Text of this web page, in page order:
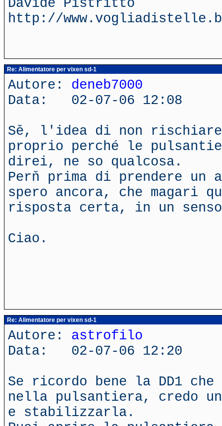
Davide Pistritto
http://
Re: Alimentatore per vixen sd-1
Autore: deneb7000
Data: 02-07-06 12:08
Sě, l'idea di non
proprio perché le
direi, ne so qualcosa.
Perň prima di prendere
spero ancora, che magari
risposta certa, in un
Ciao.
Re: Alimentatore per vixen sd-1
Autore: astrofilo
Data: 02-07-06 12:20
Se ricordo bene la DD1
nella pulsantiera, credo
e stabilizzarla.